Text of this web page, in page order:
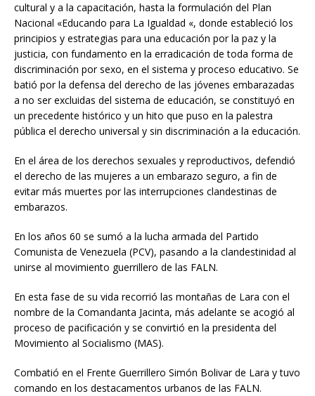
cultural y a la capacitación, hasta la formulación del Plan
Nacional «Educando para La Igualdad «, donde estableció los
principios y estrategias para una educación por la paz y la
justicia, con fundamento en la erradicación de toda forma de
discriminación por sexo, en el sistema y proceso educativo. Se
batió por la defensa del derecho de las jóvenes embarazadas
a no ser excluidas del sistema de educación, se constituyó en
un precedente histórico y un hito que puso en la palestra
pública el derecho universal y sin discriminación a la educación.
En el área de los derechos sexuales y reproductivos, defendió
el derecho de las mujeres a un embarazo seguro, a fin de
evitar más muertes por las interrupciones clandestinas de
embarazos.
En los años 60 se sumó a la lucha armada del Partido
Comunista de Venezuela (PCV), pasando a la clandestinidad al
unirse al movimiento guerrillero de las FALN.
En esta fase de su vida recorrió las montañas de Lara con el
nombre de la Comandanta Jacinta, más adelante se acogió al
proceso de pacificación y se convirtió en la presidenta del
Movimiento al Socialismo (MAS).
Combatió en el Frente Guerrillero Simón Bolivar de Lara y tuvo
comando en los destacamentos urbanos de las FALN.